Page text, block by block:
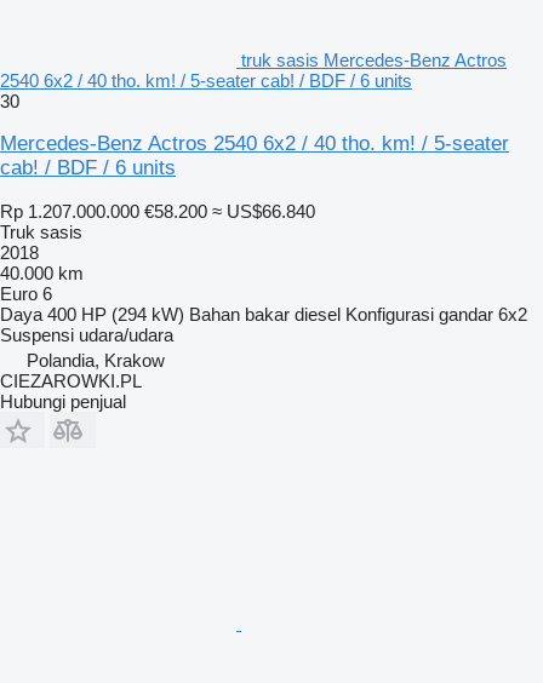
truk sasis Mercedes-Benz Actros
2540 6x2 / 40 tho. km! / 5-seater cab! / BDF / 6 units
30
Mercedes-Benz Actros 2540 6x2 / 40 tho. km! / 5-seater
cab! / BDF / 6 units
Rp 1.207.000.000 €58.200 ≈ US$66.840
Truk sasis
2018
40.000 km
Euro 6
Daya 400 HP (294 kW) Bahan bakar diesel Konfigurasi gandar 6x2
Suspensi udara/udara
Polandia, Krakow
CIEZAROWKI.PL
Hubungi penjual